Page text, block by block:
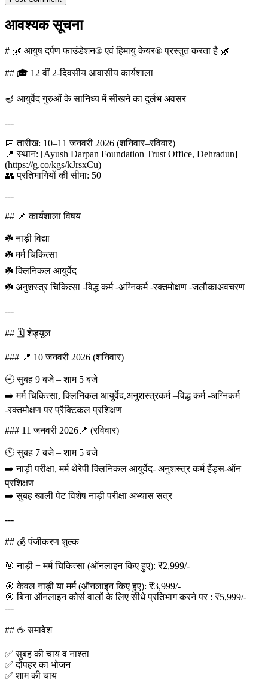
आवश्यक सूचना
# 🌿 आयुष दर्पण फाउंडेशन® एवं हिमायु केयर® प्रस्तुत करता है 🌿
## 🎓 12 वीं 2-दिवसीय आवासीय कार्यशाला
🪔 आयुर्वेद गुरुओं के सानिध्य में सीखने का दुर्लभ अवसर
---
📅 तारीख: 10–11 जनवरी 2026 (शनिवार–रविवार)
📍 स्थान: [Ayush Darpan Foundation Trust Office, Dehradun]
(https://g.co/kgs/kJrsxCu)
👥 प्रतिभागियों की सीमा: 50
---
## 📌 कार्यशाला विषय
☘️ नाड़ी विद्या
☘️ मर्म चिकित्सा
☘️ क्लिनिकल आयुर्वेद
☘️ अनुशस्त्र चिकित्सा -विद्ध कर्म -अग्निकर्म -रक्तमोक्षण -जलौकाअवचरण
---
## 🗓️ शेड्यूल
### 📍 10 जनवरी 2026 (शनिवार)
🕘 सुबह 9 बजे – शाम 5 बजे
➡️ मर्म चिकित्सा, क्लिनिकल आयुर्वेद,अनुशस्त्रकर्म –विद्ध कर्म -अग्निकर्म
-रक्तमोक्षण पर प्रैक्टिकल प्रशिक्षण
### 11 जनवरी 2026📍 (रविवार)
🕚 सुबह 7 बजे – शाम 5 बजे
➡️ नाड़ी परीक्षा, मर्म थेरेपी क्लिनिकल आयुर्वेद- अनुशस्त्र कर्म हैंड्स-ऑन
प्रशिक्षण
➡️ सुबह खाली पेट विशेष नाड़ी परीक्षा अभ्यास सत्र
---
## 💰 पंजीकरण शुल्क
🎯 नाड़ी + मर्म चिकित्सा (ऑनलाइन किए हुए): ₹2,999/-
🎯 केवल नाड़ी या मर्म (ऑनलाइन किए हुए): ₹3,999/-
🎯 बिना ऑनलाइन कोर्स वालों के लिए सीधे प्रतिभाग करने पर : ₹5,999/-
---
## ☕ समावेश
✅ सुबह की चाय व नाश्ता
✅ दोपहर का भोजन
✅ शाम की चाय